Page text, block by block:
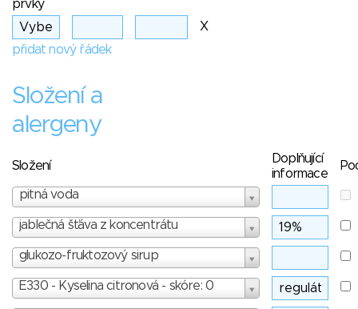
prvky
X
přidat nový řádek
Složení a
alergeny
Složení
Doplňující
informace
pitná voda
jablečná šťáva z koncentrátu
glukozo-fruktozový sirup
E330 - Kyselina citronová - skóre: 0